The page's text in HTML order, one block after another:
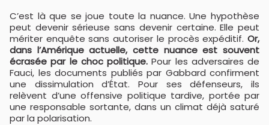
C’est là que se joue toute la nuance. Une hypothèse
peut devenir sérieuse sans devenir certaine. Elle peut
mériter enquête sans autoriser le procès expéditif. Or,
dans l’Amérique actuelle, cette nuance est souvent
écrasée par le choc politique. Pour les adversaires de
Fauci, les documents publiés par Gabbard confirment
une dissimulation d’État. Pour ses défenseurs, ils
relèvent d’une offensive politique tardive, portée par
une responsable sortante, dans un climat déjà saturé
par la polarisation.